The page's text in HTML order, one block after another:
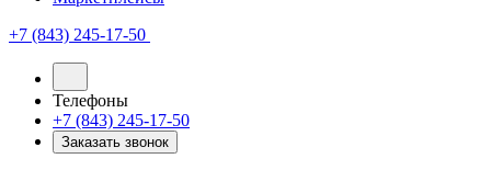
+7 (843) 245-17-50
Телефоны
+7 (843) 245-17-50
Заказать звонок